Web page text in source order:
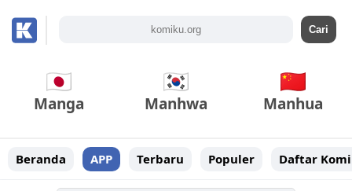
Manga Manhwa Manhua
Beranda APP Terbaru Populer Daftar